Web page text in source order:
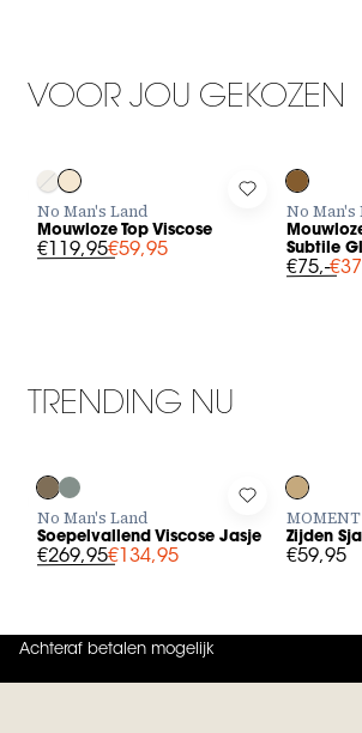
VOOR JOU GEKOZEN
in to add Mouwloze Top Viscose to
No Man's Land
Mouwloze Top Viscose
€119,95€59,95
Log in toNo Man's
Subtile
€75,-
TRENDING NU
in to add Soepelvallend Viscose
No Man's Land
Soepelvallend Viscose Jasje
€269,95€134,95
Log in to
Zijden
€59,95
Achteraf betalen mogelijk
4.9 uit 5 (737 reviews